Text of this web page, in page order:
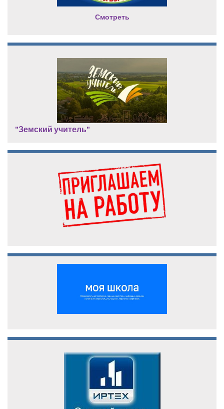
Смотреть
"Земский учитель"